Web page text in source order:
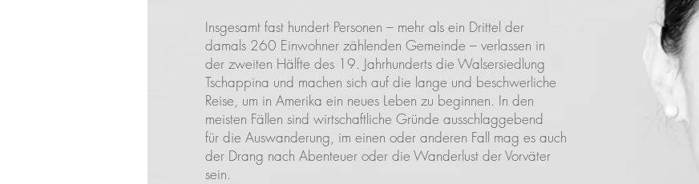
Insgesamt fast hundert Personen – mehr als ein Drittel der
damals 260 Einwohner zählenden Gemeinde – verlassen in
der zweiten Hälfte des 19. Jahrhunderts die Walsersiedlung
Tschappina und machen sich auf die lange und beschwerliche
Reise, um in Amerika ein neues Leben zu beginnen. In den
meisten Fällen sind wirtschaftliche Gründe ausschlaggebend
für die Auswanderung, im einen oder anderen Fall mag es auch
der Drang nach Abenteuer oder die Wanderlust der Vorväter
sein.